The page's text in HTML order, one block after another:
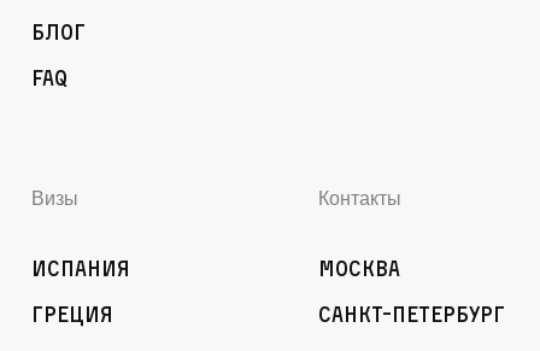
Блог
FAQ
Визы
Испания
Греция
Контакты
Москва
Санкт-Петербург